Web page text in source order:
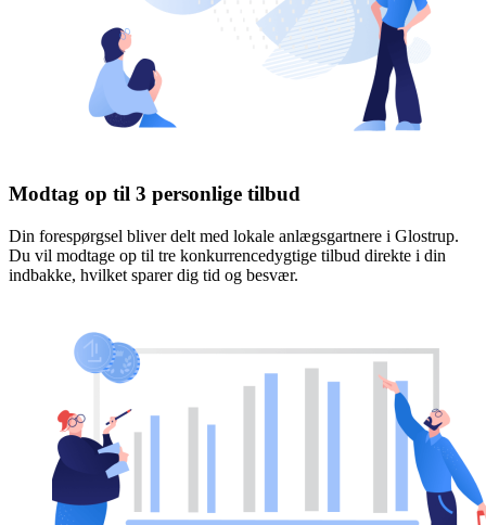
Modtag op til 3 personlige tilbud
Din forespørgsel bliver delt med lokale anlægsgartnere i Glostrup.
Du vil modtage op til tre konkurrencedygtige tilbud direkte i din
indbakke, hvilket sparer dig tid og besvær.